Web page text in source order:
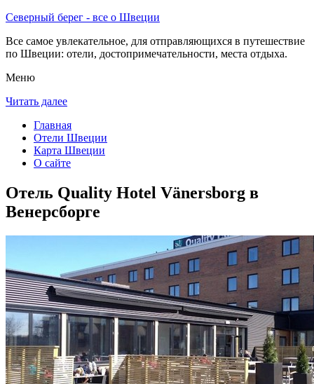
Северный берег - все о Швеции
Все самое увлекательное, для отправляющихся в путешествие
по Швеции: отели, достопримечательности, места отдыха.
Меню
Читать далее
Главная
Отели Швеции
Карта Швеции
О сайте
Отель Quality Hotel Vänersborg в
Венерсборге